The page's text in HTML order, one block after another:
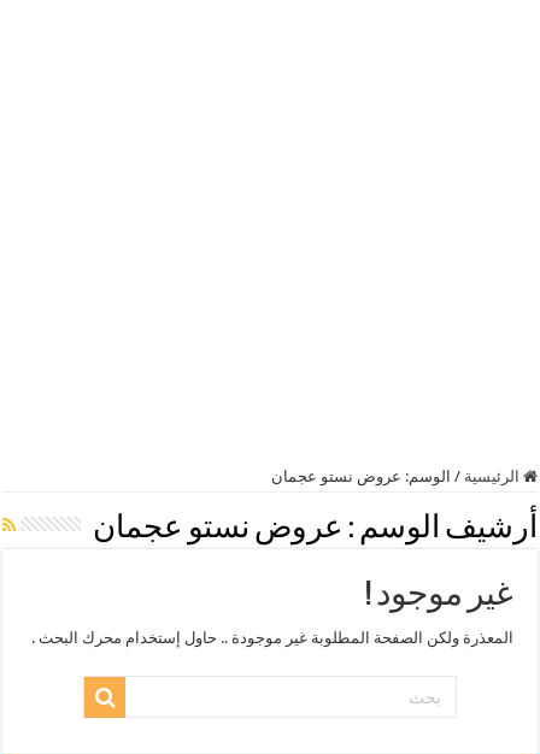
الرئيسية / الوسم: عروض نستو عجمان
أرشيف الوسم : عروض نستو عجمان
غير موجود !
المعذرة ولكن الصفحة المطلوبة غير موجودة .. حاول إستخدام محرك البحث .